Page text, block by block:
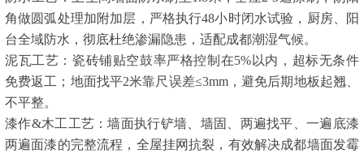
角做圆弧处理加附加层，严格执行48小时闭水试验，厨房、阳
台全域防水，彻底杜绝渗漏隐患，适配成都潮湿气候。
泥瓦工艺：瓷砖铺贴空鼓率严格控制在5%以内，超标无条件
免费返工；地面找平2米靠尺误差≤3mm，避免后期地板起翘、
不平整。
漆作&木工工艺：墙面执行铲墙、墙固、两遍找平、一遍底漆
两遍面漆的完整流程，全屋挂网抗裂，有效解决成都墙面发霉